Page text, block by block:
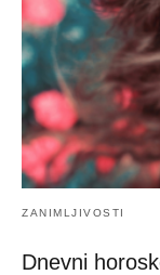
ZANIMLJIVOSTI
Dnevni